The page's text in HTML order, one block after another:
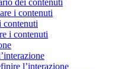
i contenuti
contenuti
i contenuti
l’interazione